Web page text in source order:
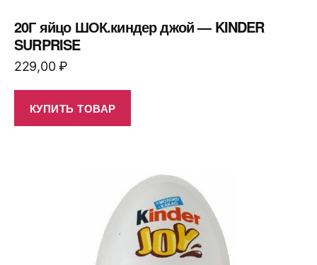
20Г яйцо ШОК.киндер джой — KINDER
SURPRISE
229,00₽
КУПИТЬ ТОВАР